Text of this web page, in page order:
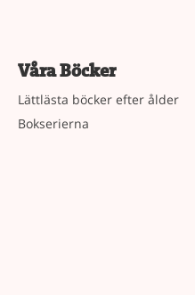
Våra Böcker
Lättlästa böcker efter ålder
Bokserierna